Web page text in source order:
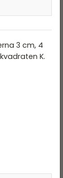
då
-1\). Då
3 cm, 4
K.